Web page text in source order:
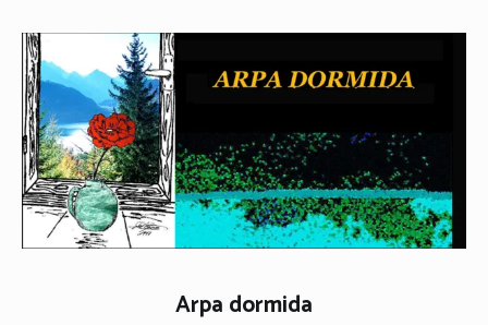
contenido
Arpa dormida